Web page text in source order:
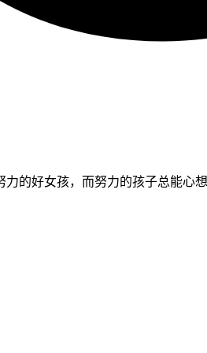
的好女孩，而努力的孩子总能心